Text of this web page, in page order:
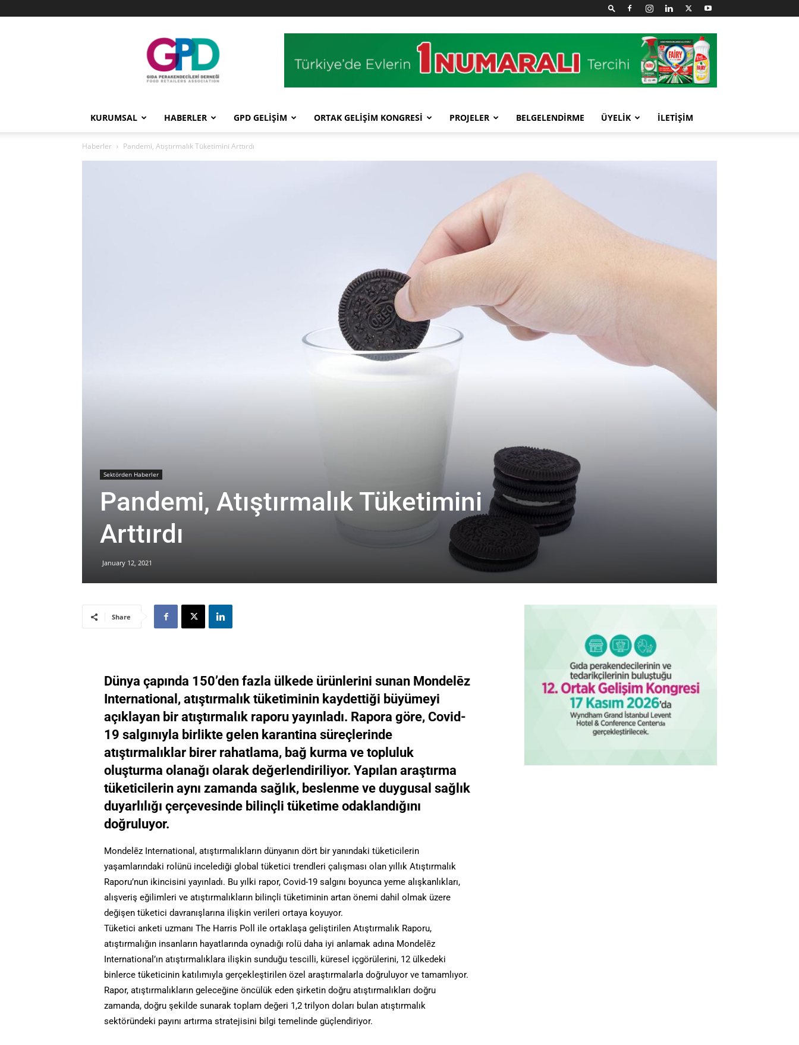
GPD
KURUMSAL HABERLER GPD GELİŞİM ORTAK GELİŞİM KONGRESİ PROJELER BELGELENDİRME ÜYELİK İLETİŞİM
Haberler Pandemi, Atıştırmalık Tüketimini Arttırdı
Sektörden Haberler
Pandemi, Atıştırmalık Tüketimini
Arttırdı
January 12, 2021
Share
Dünya çapında 150’den fazla ülkede ürünlerini sunan Mondelēz
International, atıştırmalık tüketiminin kaydettiği büyümeyi
açıklayan bir atıştırmalık raporu yayınladı. Rapora göre, Covid-
19 salgınıyla birlikte gelen karantina süreçlerinde
atıştırmalıklar birer rahatlama, bağ kurma ve topluluk
oluşturma olanağı olarak değerlendiriliyor. Yapılan araştırma
tüketicilerin aynı zamanda sağlık, beslenme ve duygusal sağlık
duyarlılığı çerçevesinde bilinçli tüketime odaklandığını
doğruluyor.
Mondelēz International, atıştırmalıkların dünyanın dört bir yanındaki tüketicilerin
yaşamlarındaki rolünü incelediği global tüketici trendleri çalışması olan yıllık Atıştırmalık
Raporu’nun ikincisini yayınladı. Bu yılki rapor, Covid-19 salgını boyunca yeme alışkanlıkları,
alışveriş eğilimleri ve atıştırmalıkların bilinçli tüketiminin artan önemi dahil olmak üzere
değişen tüketici davranışlarına ilişkin verileri ortaya koyuyor.
Tüketici anketi uzmanı The Harris Poll ile ortaklaşa geliştirilen Atıştırmalık Raporu,
atıştırmalığın insanların hayatlarında oynadığı rolü daha iyi anlamak adına Mondelēz
International’ın atıştırmalıklara ilişkin sunduğu tescilli, küresel içgörülerini, 12 ülkedeki
binlerce tüketicinin katılımıyla gerçekleştirilen özel araştırmalarla doğruluyor ve tamamlıyor.
Rapor, atıştırmalıkların geleceğine öncülük eden şirketin doğru atıştırmalıkları doğru
zamanda, doğru şekilde sunarak toplam değeri 1,2 trilyon doları bulan atıştırmalık
sektöründeki payını artırma stratejisini bilgi temelinde güçlendiriyor.